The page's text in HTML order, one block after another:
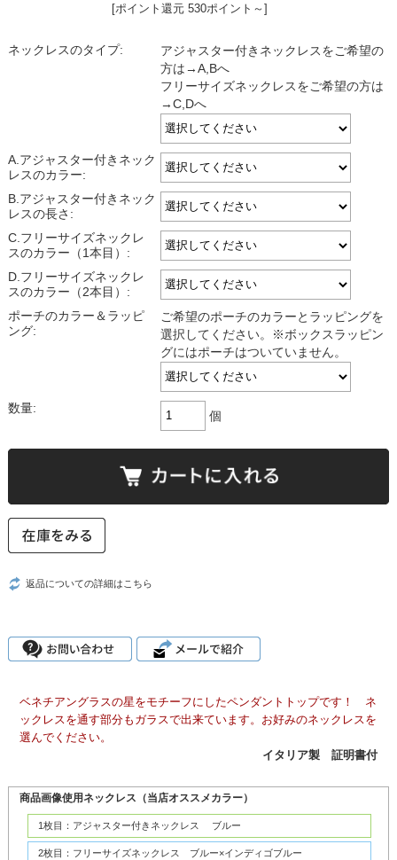
[ポイント還元 530ポイント～]
ネックレスのタイプ:
アジャスター付きネックレスをご希望の
方は→A,Bへ
フリーサイズネックレスをご希望の方は
→C,Dへ
A.アジャスター付きネック
レスのカラー:
B.アジャスター付きネック
レスの長さ:
C.フリーサイズネックレ
スのカラー（1本目）:
D.フリーサイズネックレ
スのカラー（2本目）:
ポーチのカラー＆ラッピ
ング:
ご希望のポーチのカラーとラッピングを
選択してください。※ボックスラッピン
グにはポーチはついていません。
数量:
個
返品についての詳細はこちら
ベネチアングラスの星をモチーフにしたペンダントトップです！ ネ
ックレスを通す部分もガラスで出来ています。お好みのネックレスを
選んでください。
イタリア製 証明書付
商品画像使用ネックレス（当店オススメカラー）
1枚目：アジャスター付きネックレス ブルー
2枚目：フリーサイズネックレス ブルー×インディゴブルー